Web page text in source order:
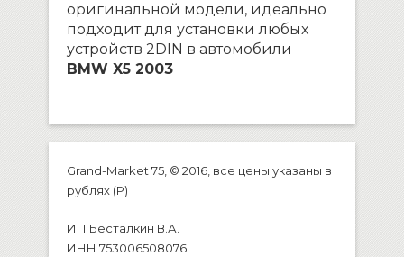
оригинальной модели, идеально
подходит для установки любых
устройств 2DIN в автомобили
BMW X5 2003
Grand-Market 75, © 2016, все цены указаны в
рублях (P)
ИП Бесталкин В.А.
ИНН 753006508076